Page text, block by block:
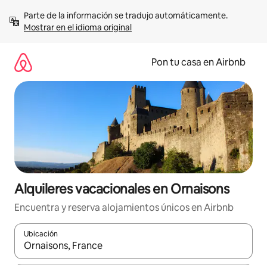
contenidoMostrar en el idioma original
Pon tu casa en Airbnb
Alquileres vacacionales en Ornaisons
Encuentra y reserva alojamientos únicos en Airbnb
Ubicación
Cuando los resultados estén disponibles, navega con las